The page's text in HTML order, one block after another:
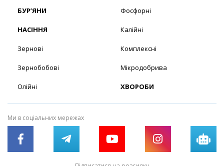
БУР’ЯНИ
НАСІННЯ
Зернові
Зернобобові
Олійні
Фосфорні
Калійні
Комплексні
Мікродобрива
ХВОРОБИ
Ми в соціальних мережах